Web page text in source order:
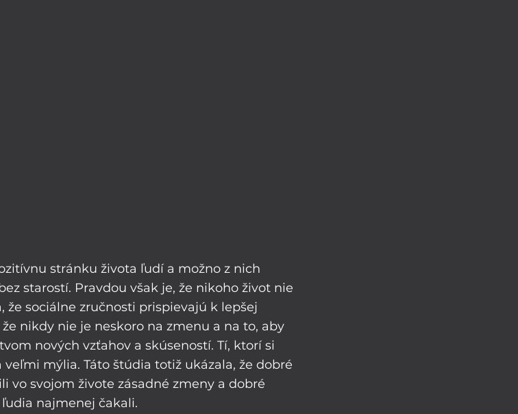
stránku života ľudí a možno z nich
starostí. Pravdou však je, že nikoho život nie
že sociálne zručnosti prispievajú k lepšej
nikdy nie je neskoro na zmenu a na to, aby
nových vzťahov a skúseností. Tí, ktorí si
veľmi mýlia. Táto štúdia totiž ukázala, že dobré
vo svojom živote zásadné zmeny a dobré
najmenej čakali.